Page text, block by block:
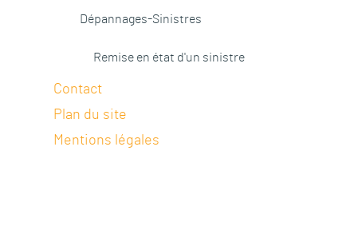
Dépannages-Sinistres
Remise en état d'un sinistre
Contact
Plan du site
Mentions légales